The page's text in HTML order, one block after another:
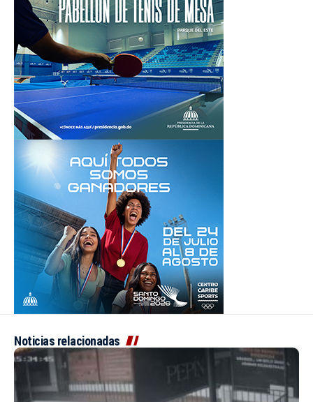
Noticias relacionadas